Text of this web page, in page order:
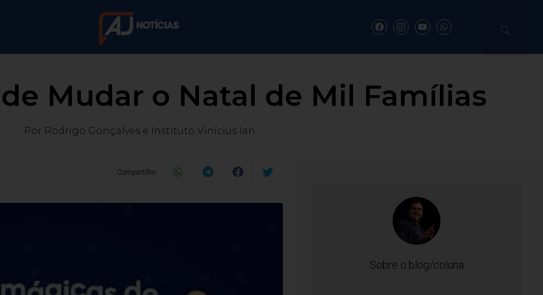
Mudar o Natal de Mil Famílias
Por Rodrigo Gonçalves e Instituto Vinícius Ian.
Compartilhe:
Sobre o blog/coluna